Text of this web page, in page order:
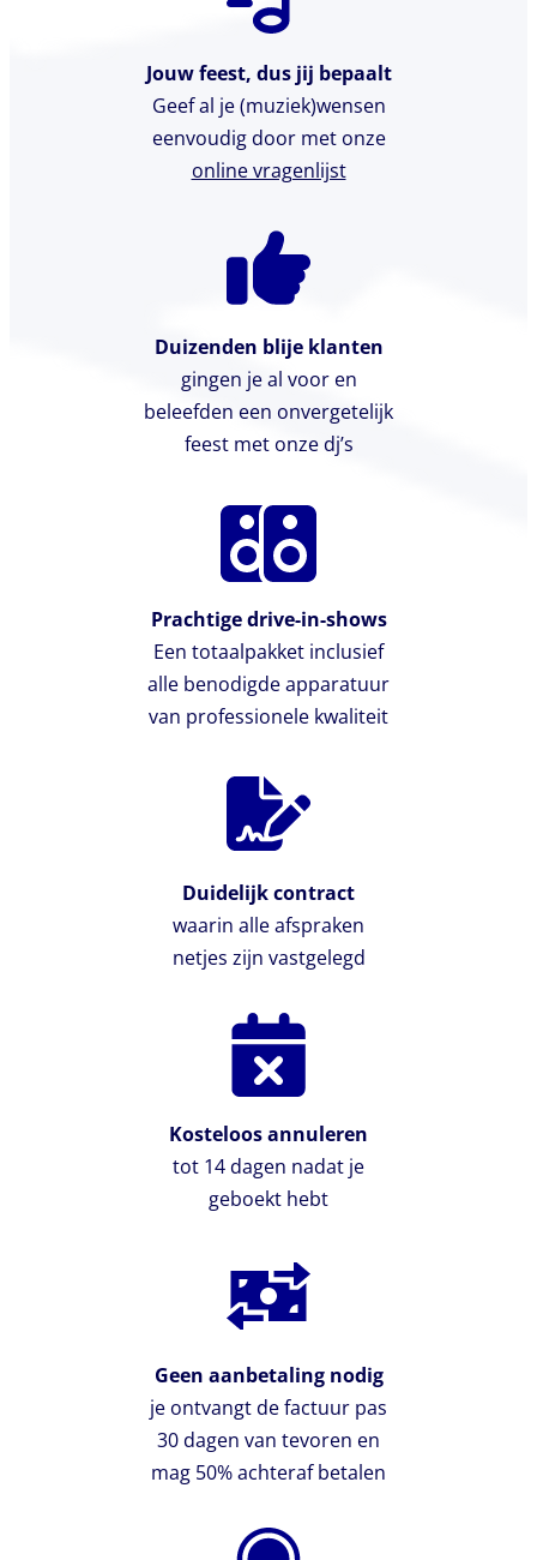
Jouw feest, dus jij bepaalt
Geef al je (muziek)wensen
eenvoudig door met onze
online vragenlijst
Duizenden blije klanten
gingen je al voor en
beleefden een onvergetelijk
feest met onze dj’s
Prachtige drive-in-shows
Een totaalpakket inclusief
alle benodigde apparatuur
van professionele kwaliteit
Duidelijk contract
waarin alle afspraken
netjes zijn vastgelegd
Kosteloos annuleren
tot 14 dagen nadat je
geboekt hebt
Geen aanbetaling nodig
je ontvangt de factuur pas
30 dagen van tevoren en
mag 50% achteraf betalen